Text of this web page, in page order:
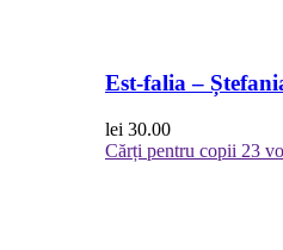
Est-falia –
lei 30.00
Cărți pentru copii 23